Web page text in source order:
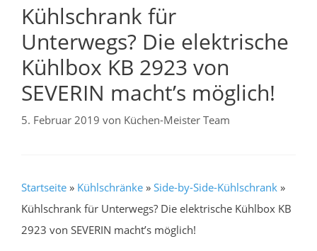
Kühlschrank für
Unterwegs? Die elektrische
Kühlbox KB 2923 von
SEVERIN macht’s möglich!
5. Februar 2019 von Küchen-Meister Team
Startseite » Kühlschränke » Side-by-Side-Kühlschrank »
Kühlschrank für Unterwegs? Die elektrische Kühlbox KB
2923 von SEVERIN macht’s möglich!